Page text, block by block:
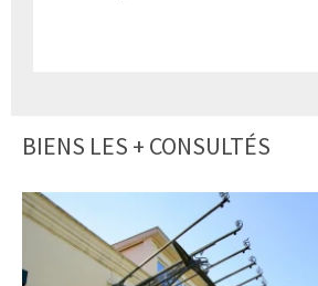
BIENS LES + CONSULTÉS